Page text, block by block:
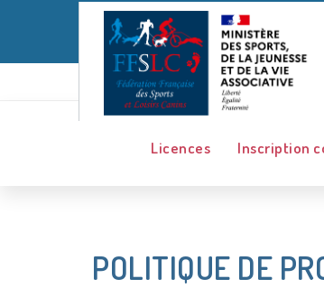
Licences Inscription
POLITIQUE DE